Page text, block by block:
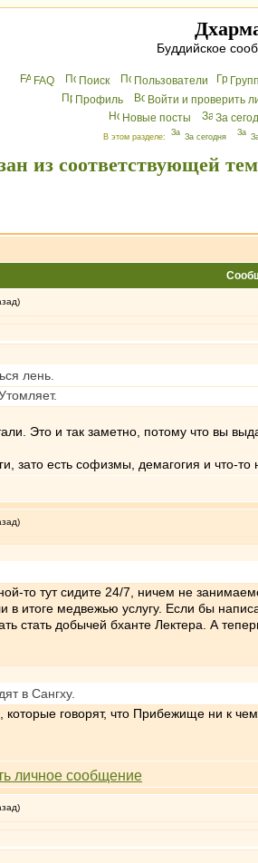
Буддийское
FAQ Поиск Пользователи
Профиль
Войти и проверить
Новые посты
За
В этом разделе: За сегодня
из соответствующей
лень.
Это и так заметно, потому что вы
зато есть софизмы, демагогия и что-
то тут сидите 24/7, ничем не
в итоге медвежью услугу. Если бы
стать добычей бханте Лектера. А
в Сангху.
говорят, что Прибежище ни к